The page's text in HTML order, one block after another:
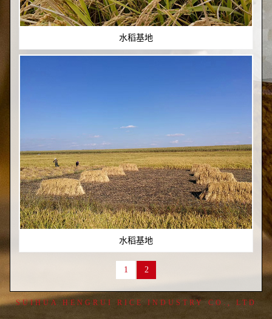
水稻基地
水稻基地
1 2
SUIHUA HENGRUI RICE INDUSTRY CO., LTD